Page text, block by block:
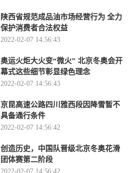
陕西省规范成品油市场经营行为 全力
保护消费者合法权益
2022-02-07 14:56:43
奥运火炬大火变“微火” 北京冬奥会开
幕式这些细节彰显绿色理念
2022-02-07 14:56:43
京昆高速公路四川雅西段因降雪暂不
具备通行条件
2022-02-07 14:56:42
创造历史，中国队晋级北京冬奥花滑
团体赛第二阶段
2022-02-07 14:56:42